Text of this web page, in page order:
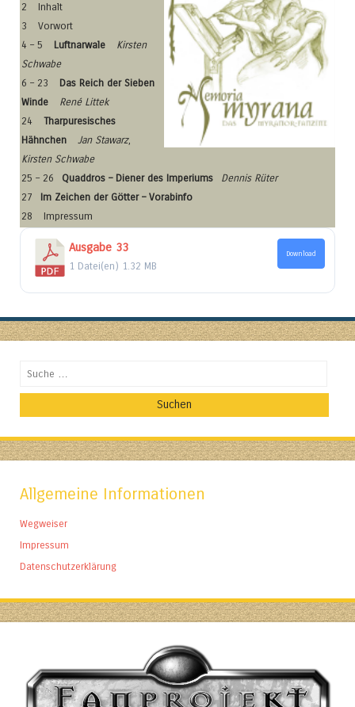
2
Inhalt
3
Vorwort
4 – 5
Luftnarwale
Kirsten
Schwabe
6 – 23
Das Reich der Sieben
Winde
René Littek
24
Tharpuresisches
Hähnchen
Jan Stawarz,
Kirsten Schwabe
25 – 26
Quaddros – Diener des Imperiums
Dennis Rüter
27
Im Zeichen der Götter – Vorabinfo
28
Impressum
Ausgabe 33
1 Datei(en) 1.32 MB
Download
Suchen
Allgemeine Informationen
Wegweiser
Impressum
Datenschutzerklärung